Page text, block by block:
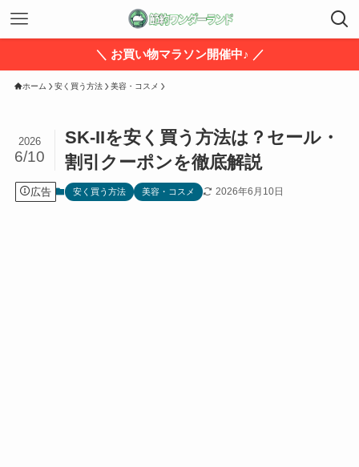
＼ お買い物マラソン開催中♪ ／
ホーム 安く買う方法 美容・コスメ
SK-IIを安く買う方法は？セール・
割引クーポンを徹底解説
2026
6/10
広告 安く買う方法 美容・コスメ 2026年6月10日